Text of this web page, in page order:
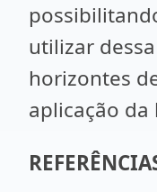
utilizar
horizontes
aplicação da